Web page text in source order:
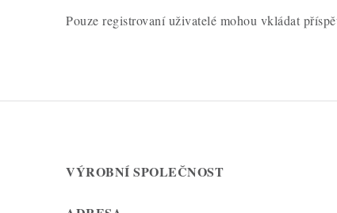
Pouze registrovaní uživatelé mohou vkládat
VÝROBNÍ SPOLEČNOST